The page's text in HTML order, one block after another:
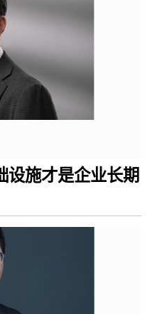
设施才是企业长期